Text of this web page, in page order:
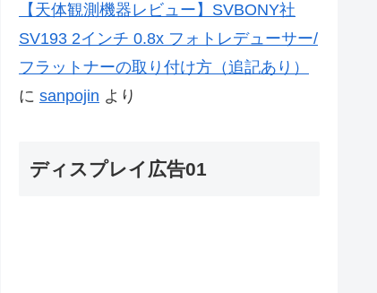
【天体観測機器レビュー】SVBONY社
SV193 2インチ 0.8x フォトレデューサー/
フラットナーの取り付け方（追記あり）
に sanpojin より
ディスプレイ広告01